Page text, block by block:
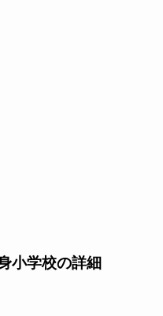
小学校の詳細